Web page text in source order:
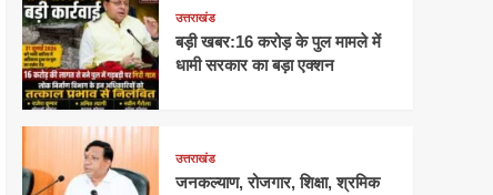
उत्तराखंड
बड़ी खबर:16 करोड़ के पुल मामले में
धामी सरकार का बड़ा एक्शन
उत्तराखंड
जनकल्याण, रोजगार, शिक्षा, श्रमिक